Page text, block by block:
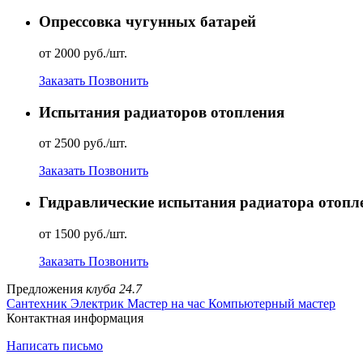
Опрессовка чугунных батарей
от 2000 руб./шт.
Заказать Позвонить
Испытания радиаторов отопления
от 2500 руб./шт.
Заказать Позвонить
Гидравлические испытания радиатора
от 1500 руб./шт.
Заказать Позвонить
Предложения клуба 24.7
Сантехник Электрик Мастер на час Компьютерный мастер
Контактная информация
Написать письмо